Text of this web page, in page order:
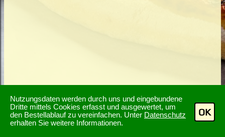
Nutzungsdaten werden durch uns und eingebundene
Dritte mittels Cookies erfasst und ausgewertet, um
den Bestellablauf zu vereinfachen. Unter Datenschutz
erhalten Sie weitere Informationen.
OK